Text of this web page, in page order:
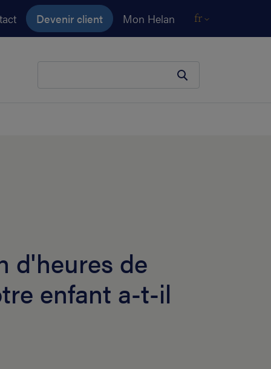
Devenir client Mon Helan fr
d'heures de
enfant a-t-il